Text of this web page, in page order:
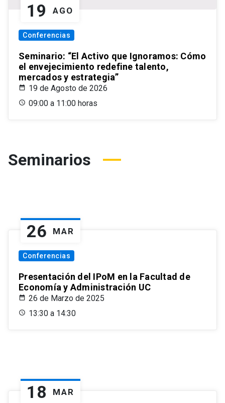
19 AGO
Conferencias
Seminario: “El Activo que Ignoramos: Cómo
el envejecimiento redefine talento,
mercados y estrategia”
19 de Agosto de 2026
09:00 a 11:00 horas
Seminarios
26 MAR
Conferencias
Presentación del IPoM en la Facultad de
Economía y Administración UC
26 de Marzo de 2025
13:30 a 14:30
18 MAR